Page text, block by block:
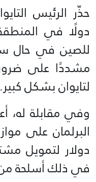
حذّر الرئيس
دولًا في
للصين في حال
مشددًا على
لتايوان بشكل كبير.
وفي مقابلة له،
دولار لتمويل
في ذلك أسلحة من